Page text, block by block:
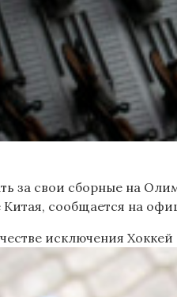
за свои сборные на
Китая, сообщается на
исключения Хоккей